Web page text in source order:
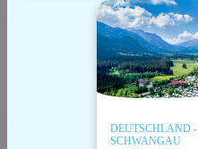
DEUTSCHLAND -
SCHWANGAU